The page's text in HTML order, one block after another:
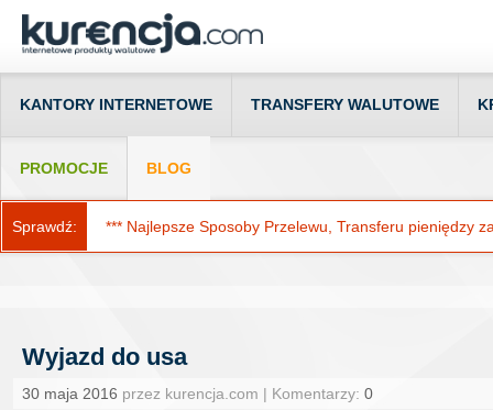
KANTORY INTERNETOWE TRANSFERY WALUTOWE
PROMOCJE BLOG
Sprawdź: *** Najlepsze Sposoby Przelewu, Transferu pieniędzy
Wyjazd do usa
30 maja 2016 przez kurencja.com | Komentarzy: 0